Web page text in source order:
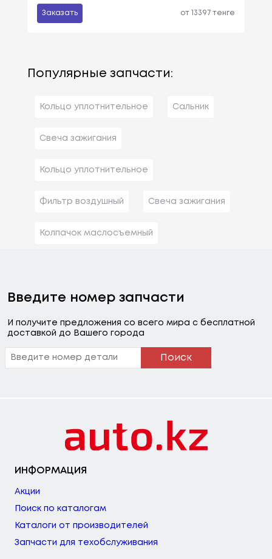
Заказать от 13397 тенге
Популярные запчасти:
Кольцо уплотнительное Сальник
Свеча зажигания
Кольцо уплотнительное
Фильтр воздушный Свеча зажигания
Колпачок маслосъемный
Введите номер запчасти
И получите предложения со всего мира с бесплатной
доставкой до Вашего города
Поиск
ИНФОРМАЦИЯ
Акции
Поиск по каталогам
Каталоги от производителей
Запчасти для техобслуживания